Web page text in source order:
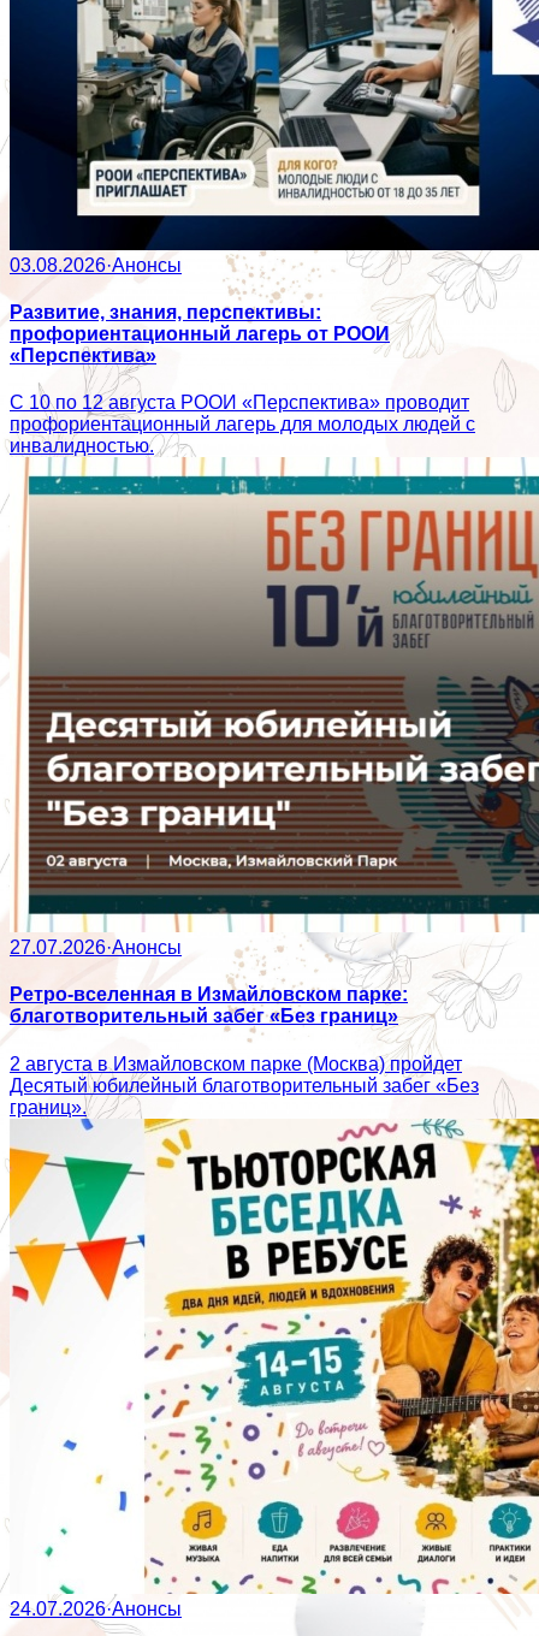
03.08.2026·Анонсы
Развитие, знания, перспективы:
профориентационный лагерь от РООИ
«Перспектива»
С 10 по 12 августа РООИ «Перспектива» проводит
профориентационный лагерь для молодых людей с
инвалидностью.
27.07.2026·Анонсы
Ретро-вселенная в Измайловском парке:
благотворительный забег «Без границ»
2 августа в Измайловском парке (Москва) пройдет
Десятый юбилейный благотворительный забег «Без
границ».
24.07.2026·Анонсы